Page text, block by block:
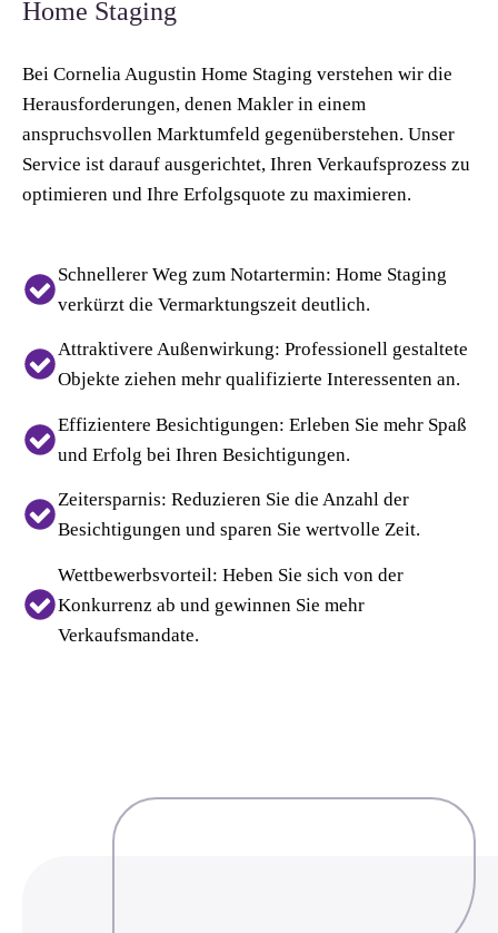
Home Staging
Bei Cornelia Augustin Home Staging verstehen wir die
Herausforderungen, denen Makler in einem
anspruchsvollen Marktumfeld gegenüberstehen. Unser
Service ist darauf ausgerichtet, Ihren Verkaufsprozess zu
optimieren und Ihre Erfolgsquote zu maximieren.
Schnellerer Weg zum Notartermin: Home Staging
verkürzt die Vermarktungszeit deutlich.
Attraktivere Außenwirkung: Professionell gestaltete
Objekte ziehen mehr qualifizierte Interessenten an.
Effizientere Besichtigungen: Erleben Sie mehr Spaß
und Erfolg bei Ihren Besichtigungen.
Zeitersparnis: Reduzieren Sie die Anzahl der
Besichtigungen und sparen Sie wertvolle Zeit.
Wettbewerbsvorteil: Heben Sie sich von der
Konkurrenz ab und gewinnen Sie mehr
Verkaufsmandate.